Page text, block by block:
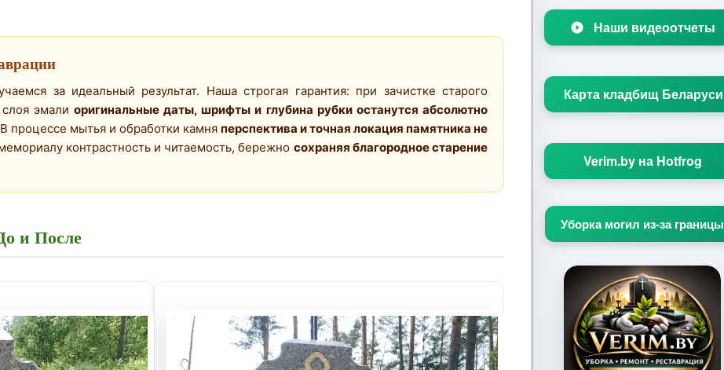
за идеальный результат. Наша строгая гарантия: при зачистке старого
эмали оригинальные даты, шрифты и глубина рубки останутся абсолютно
процессе мытья и обработки камня перспектива и точная локация памятника не
контрастность и читаемость, бережно сохраняя благородное старение
и После
Наши видеоотчеты
Карта кладбищ Беларуси
Verim.by на Hotfrog
Уборка могил из-за границы